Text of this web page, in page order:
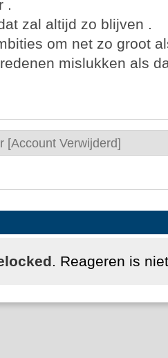
.
zal altijd zo blijven .
om net zo groot
mislukken als
[Account Verwijderd]
. Reageren is